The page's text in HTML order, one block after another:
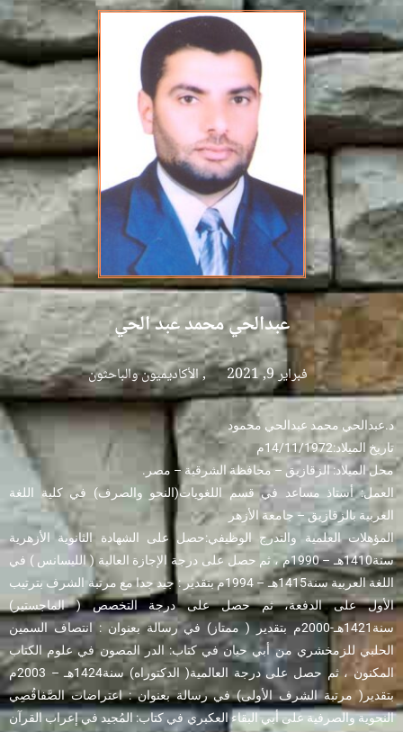
عبدالحي محمد عبد الحي
فبراير 9, 2021 ,الأكاديميون والباحثون
د.عبدالحي محمد عبدالحي محمود
تاريخ الميلاد:14/11/1972م
محل الميلاد: الزقازيق – محافظة الشرقية – مصر.
العمل: أستاذ مساعد في قسم اللغويات(النحو والصرف) في كلية اللغة
العربية بالزقازيق – جامعة الأزهر
المؤهلات العلمية والتدرج الوظيفي:حصل على الشهادة الثانوية الأزهرية
سنة1410هـ – 1990م ، ثم حصل على درجة الإجازة العالية ( الليسانس ) في
اللغة العربية سنة1415هـ – 1994م بتقدير : جيد جدا مع مرتبة الشرف بترتيب
الأول على الدفعة، ثم حصل على درجة التخصص ( الماجستير)
سنة1421هـ-2000م بتقدير ( ممتاز) في رسالة بعنوان : انتصاف السمين
الحلبي للزمخشري من أبي حيان في كتاب: الدر المصون في علوم الكتاب
المكنون ، ثم حصل على درجة العالمية( الدكتوراه) سنة1424هـ – 2003م
بتقدير( مرتبة الشرف الأولى) في رسالة بعنوان : اعتراضات الصَّفاقُصِي
النحوية والصرفية على أبي البقاء العكبري في كتاب: المُجيد في إعراب القرآن